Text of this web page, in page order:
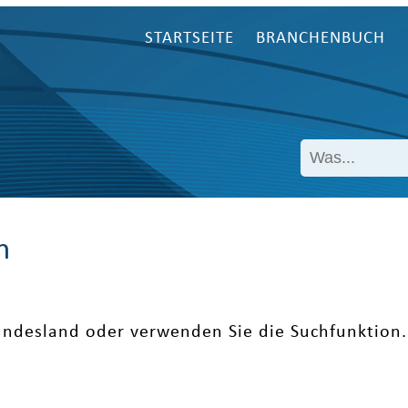
STARTSEITE BRANCHENBUCH
oder verwenden Sie die Suchfunktion.